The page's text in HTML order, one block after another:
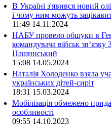
В Україні з'явився новий
і чому ним можуть
11:49 14.11.2024
НАБУ провело обшуки в
командувача військ
Пашинський
15:08 14.05.2024
Наталія Холоденко взяла
українських дітей-сиріт
18:31 15.03.2024
Мобілізація обмежено
особливості
09:55 14.10.2023